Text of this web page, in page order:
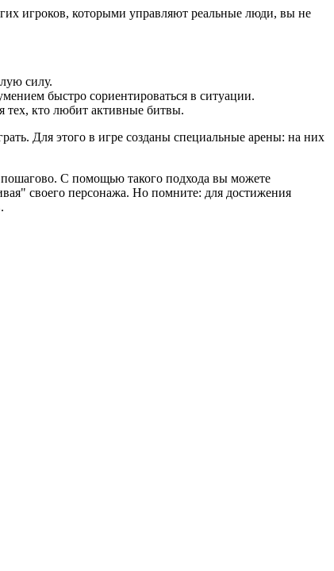
игроков, которыми управляют реальные люди, вы не
силу.
быстро сориентироваться в ситуации.
тех, кто любит активные битвы.
Для этого в игре созданы специальные арены: на них
пошагово. С помощью такого подхода вы можете
своего персонажа. Но помните: для достижения